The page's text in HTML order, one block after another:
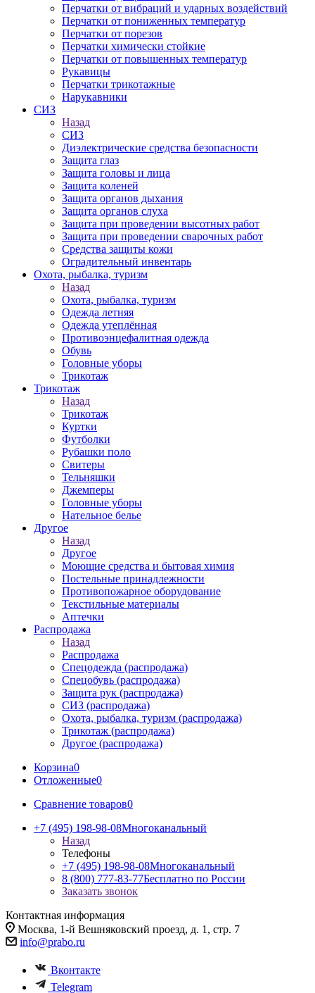
Перчатки от вибраций и ударных воздействий
Перчатки от пониженных температур
Перчатки от порезов
Перчатки химически стойкие
Перчатки от повышенных температур
Рукавицы
Перчатки трикотажные
Нарукавники
СИЗ
Назад
СИЗ
Диэлектрические средства безопасности
Защита глаз
Защита головы и лица
Защита коленей
Защита органов дыхания
Защита органов слуха
Защита при проведении высотных работ
Защита при проведении сварочных работ
Средства защиты кожи
Оградительный инвентарь
Охота, рыбалка, туризм
Назад
Охота, рыбалка, туризм
Одежда летняя
Одежда утеплённая
Противоэнцефалитная одежда
Обувь
Головные уборы
Трикотаж
Трикотаж
Назад
Трикотаж
Куртки
Футболки
Рубашки поло
Свитеры
Тельняшки
Джемперы
Головные уборы
Нательное белье
Другое
Назад
Другое
Моющие средства и бытовая химия
Постельные принадлежности
Противопожарное оборудование
Текстильные материалы
Аптечки
Распродажа
Назад
Распродажа
Спецодежда (распродажа)
Спецобувь (распродажа)
Защита рук (распродажа)
СИЗ (распродажа)
Охота, рыбалка, туризм (распродажа)
Трикотаж (распродажа)
Другое (распродажа)
Корзина0
Отложенные0
Сравнение товаров0
+7 (495) 198-98-08Многоканальный
Назад
Телефоны
+7 (495) 198-98-08Многоканальный
8 (800) 777-83-77Бесплатно по России
Заказать звонок
Контактная информация
Москва, 1-й Вешняковский проезд, д. 1, стр. 7
info@prabo.ru
Вконтакте
Telegram